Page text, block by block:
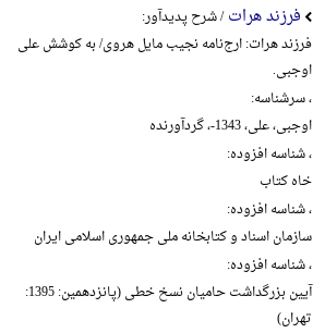
فرزند هرات/ شرح پدیدآور:
فرزند هرات: ارج‌نامه نجیب مایل هروی/ به کوشش علی
اوجبی.
، سرشناسه:
اوجبی، علی، 1343-، گردآورنده
، شناسه افزوده:
خاه کتاب
، شناسه افزوده:
سازمان اسناد و کتابخانه ملی جمهوری اسلامی ایران
، شناسه افزوده:
آیین بزرگداشت حامیان نسخ خطی (پانزدهمین: 1395:
تهران)